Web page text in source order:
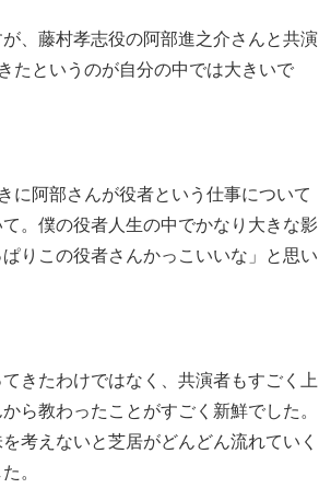
、藤村孝志役の阿部進之介さんと共演
たというのが自分の中では大きいで
に阿部さんが役者という仕事について
。僕の役者人生の中でかなり大きな影
りこの役者さんかっこいいな」と思い
きたわけではなく、共演者もすごく上
ら教わったことがすごく新鮮でした。
考えないと芝居がどんどん流れていく
。